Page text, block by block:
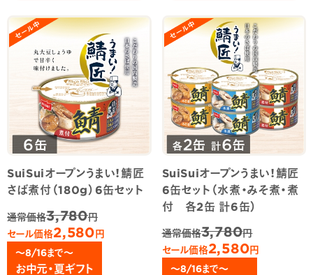
SuiSuiオープンうまい！鯖匠
さば煮付（180g）6缶セット
通常価格3,780円
セール価格2,580円
～8/16まで～
お中元・夏ギフト
SuiSuiオープンうまい！鯖匠
6缶セット（水煮・みそ煮・煮
付 各2缶 計6缶）
通常価格3,780円
セール価格2,580円
～8/16まで～